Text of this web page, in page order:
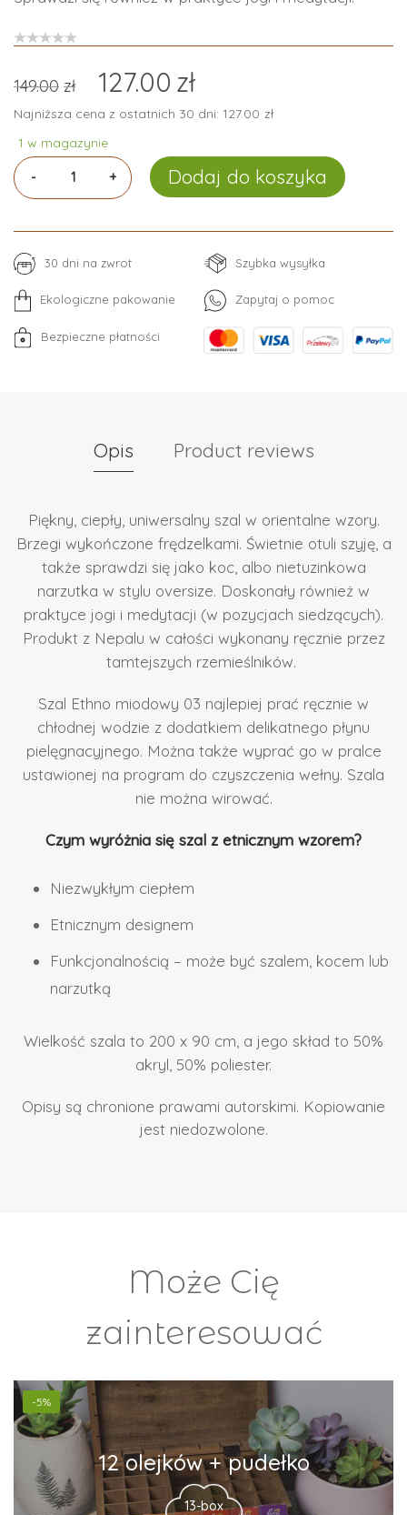
149.00 zł 127.00 zł
Najniższa cena z ostatnich 30 dni: 127.00 zł
1 w magazynie
Ilość
Dodaj do koszyka
30 dni na zwrot Szybka wysyłka
Ekologiczne pakowanie Zapytaj o pomoc
Bezpieczne płatności
Opis Product reviews
Piękny, ciepły, uniwersalny szal w orientalne wzory.
Brzegi wykończone frędzelkami. Świetnie otuli szyję, a
także sprawdzi się jako koc, albo nietuzinkowa
narzutka w stylu oversize. Doskonały również w
praktyce jogi i medytacji (w pozycjach siedzących).
Produkt z Nepalu w całości wykonany ręcznie przez
tamtejszych rzemieślników.
Szal Ethno miodowy 03 najlepiej prać ręcznie w
chłodnej wodzie z dodatkiem delikatnego płynu
pielęgnacyjnego. Można także wyprać go w pralce
ustawionej na program do czyszczenia wełny. Szala
nie można wirować.
Czym wyróżnia się szal z etnicznym wzorem?
Niezwykłym ciepłem
Etnicznym designem
Funkcjonalnością – może być szalem, kocem lub
narzutką
Wielkość szala to 200 x 90 cm, a jego skład to 50%
akryl, 50% poliester.
Opisy są chronione prawami autorskimi. Kopiowanie
jest niedozwolone.
Może Cię
zainteresować
-5%
12 olejków + pudełko
13-box